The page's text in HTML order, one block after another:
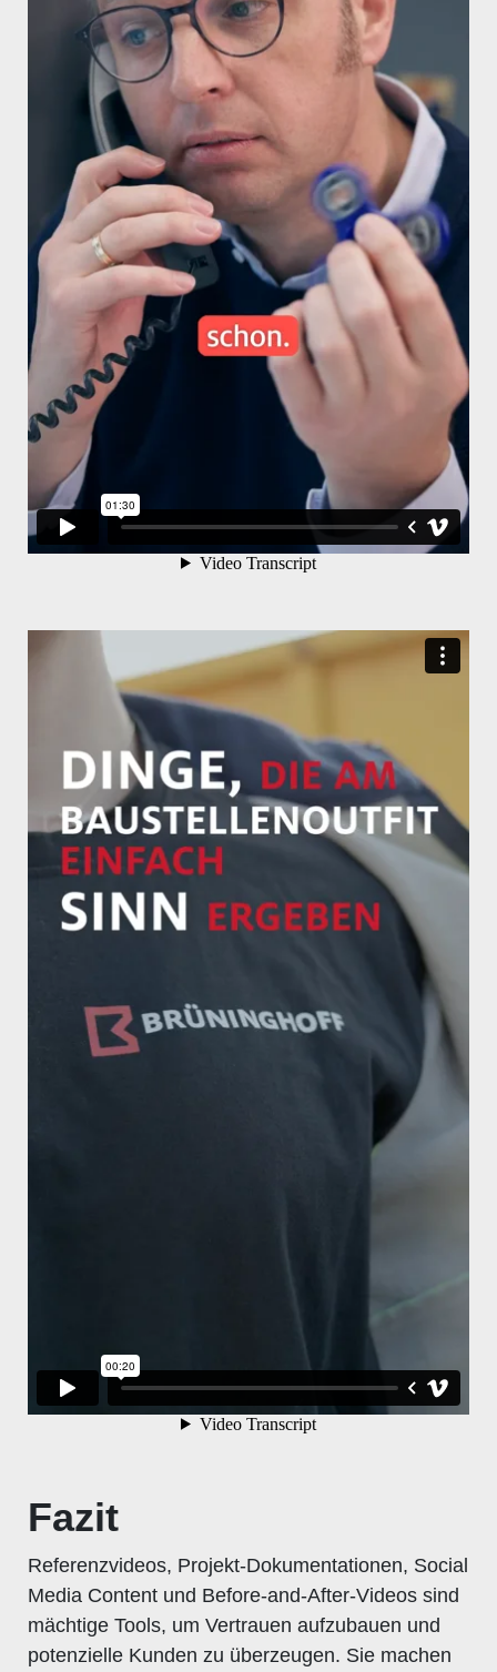
Fazit
Referenzvideos, Projekt-Dokumentationen, Social
Media Content und Before-and-After-Videos sind
mächtige Tools, um Vertrauen aufzubauen und
potenzielle Kunden zu überzeugen. Sie machen